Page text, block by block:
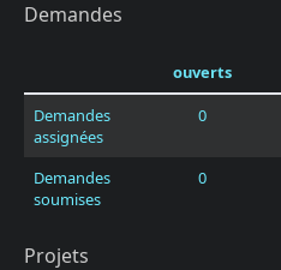
Demandes
ouverts
Demandes
assignées
0
Demandes
soumises
0
Projets